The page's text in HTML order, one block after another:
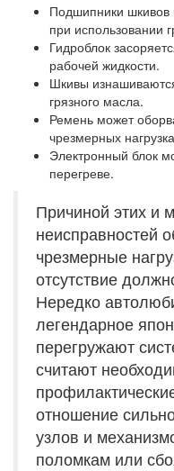
Подшипники
при использовании
Гидроблок
рабочей жидкости.
Шкивы
грязного масла.
Ремень может
чрезмерных
Электронный блок
перегреве.
Причиной этих и
неисправностей
чрезмерные
отсутствие
Нередко
легендарное
перегружают
считают
отношение
узлов и
поломкам или